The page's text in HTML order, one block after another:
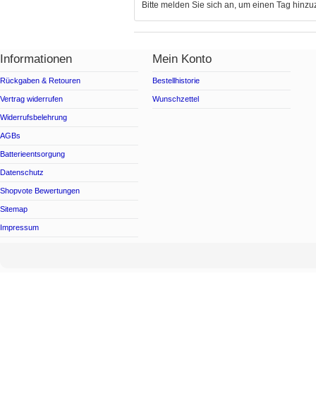
Bitte melden Sie sich an, um einen Tag
Informationen
Rückgaben & Retouren
Vertrag widerrufen
Widerrufsbelehrung
AGBs
Batterieentsorgung
Datenschutz
Shopvote Bewertungen
Sitemap
Impressum
Mein Konto
Bestellhistorie
Wunschzettel